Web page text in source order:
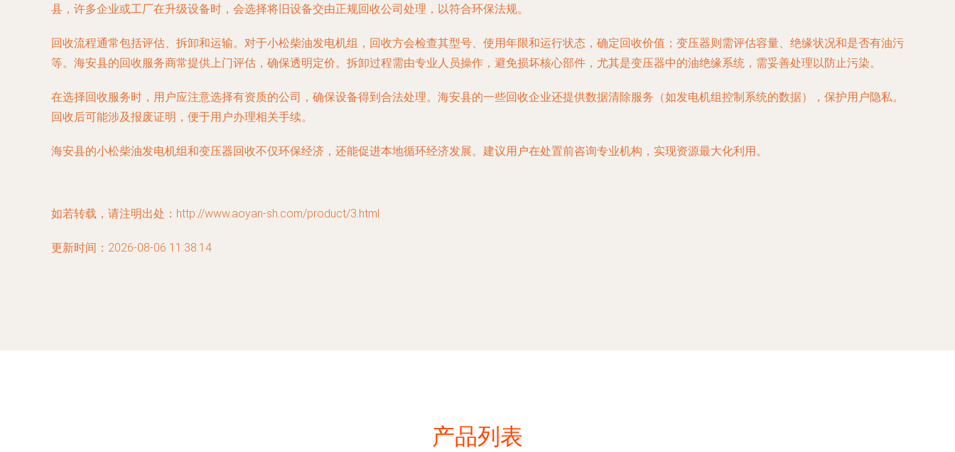
县，许多企业或工厂在升级设备时，会选择将旧设备交由正规回收公司处理，以符合环保法规。
回收流程通常包括评估、拆卸和运输。对于小松柴油发电机组，回收方会检查其型号、使用年限和运行状态，确定回收价值；变压器则需评估容量、绝缘状况和是否有油污
等。海安县的回收服务商常提供上门评估，确保透明定价。拆卸过程需由专业人员操作，避免损坏核心部件，尤其是变压器中的油绝缘系统，需妥善处理以防止污染。
在选择回收服务时，用户应注意选择有资质的公司，确保设备得到合法处理。海安县的一些回收企业还提供数据清除服务（如发电机组控制系统的数据），保护用户隐私。
回收后可能涉及报废证明，便于用户办理相关手续。
海安县的小松柴油发电机组和变压器回收不仅环保经济，还能促进本地循环经济发展。建议用户在处置前咨询专业机构，实现资源最大化利用。
如若转载，请注明出处：http://www.aoyan-sh.com/product/3.html
更新时间：2026-08-06 11:38:14
产品列表